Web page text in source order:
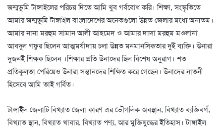
জন্মভূমি টাঙ্গাইলের পরিচয় দিতে আমি খুব গর্ববোধ করি। শিক্ষা, সংস্কৃতিতে
আমার জন্মভূমি টাঙ্গাইল বাংলাদেশের অনেকগুলো উন্নত জেলার মধ্যে অন্যতম।
আমার নানা মরহুম সামান আলী আহমেদ ও আমার দাদা মরহুম মওলানা
আবদুল গফুর ছিলেন আত্মমর্যাদায় চলা উন্নত মনমানসিকতার দুই ব্যক্তি। উনারা
দুজনই শিক্ষক ছিলেন ।শিক্ষার প্রতি উনাদের ছিল বিশেষ অনুরাগ। শত
প্রতিকূলতা পেরিয়েও উনারা সন্তানদের শিক্ষিত করে গেছেন। উনাদের নাতনী
হিসেবে আমি তাই গর্বিত।
টাঙ্গাইল জেলাটি বিখ্যাত জেলা কারণ এর ভৌগলিক অবস্থান, বিখ্যাত ব্যক্তিবর্গ,
বিখ্যাত স্থান, বিখ্যাত খাবার, বিখ্যাত পণ্য, আর মুক্তিযুদ্ধের ইতিহাস। টাঙ্গাইল